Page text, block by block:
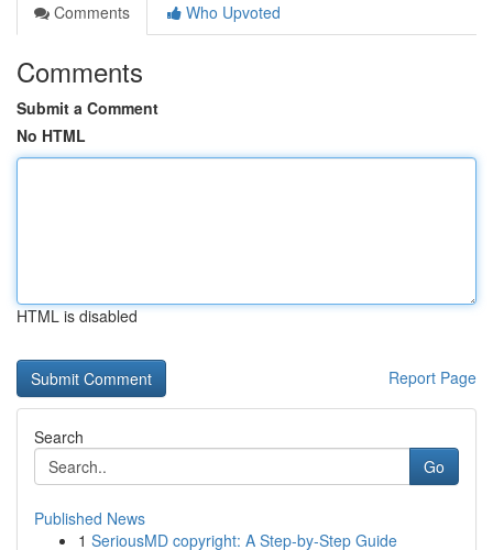
Comments
Who Upvoted
Comments
Submit a Comment
No HTML
HTML is disabled
Report Page
Search
Go
Published News
1 SeriousMD copyright: A Step-by-Step Guide